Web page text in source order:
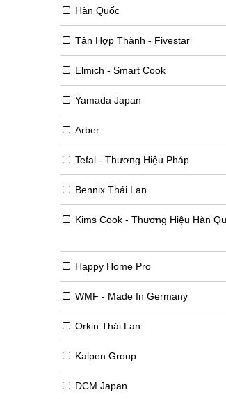
Hàn Quốc
Tân Hợp Thành - Fivestar
Elmich - Smart Cook
Yamada Japan
Arber
Tefal - Thương Hiệu Pháp
Bennix Thái Lan
Kims Cook - Thương Hiệu Hàn
Happy Home Pro
WMF - Made In Germany
Orkin Thái Lan
Kalpen Group
DCM Japan
Còn hàng: Đã
THÊM VÀO GIỎ HÀNG